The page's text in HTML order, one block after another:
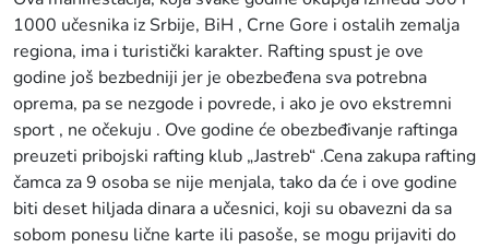
1000 učesnika iz Srbije, BiH , Crne Gore i ostalih zemalja
regiona, ima i turistički karakter. Rafting spust je ove
godine još bezbedniji jer je obezbeđena sva potrebna
oprema, pa se nezgode i povrede, i ako je ovo ekstremni
sport , ne očekuju . Ove godine će obezbeđivanje raftinga
preuzeti pribojski rafting klub „Jastreb“ .Cena zakupa rafting
čamca za 9 osoba se nije menjala, tako da će i ove godine
biti deset hiljada dinara a učesnici, koji su obavezni da sa
sobom ponesu lične karte ili pasoše, se mogu prijaviti do